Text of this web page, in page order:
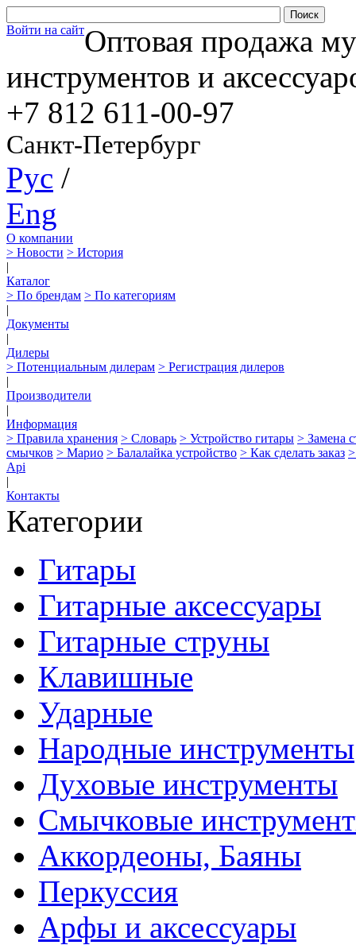
Войти на сайтОптовая продажа
инструментов и
+7 812 611-00-97
Санкт-Петербург
Рус /
Eng
О компании
> Новости > История
|
Каталог
> По брендам > По категориям
|
Документы
|
Дилеры
> Потенциальным дилерам > Регистрация дилеров
|
Производители
|
Информация
> Правила хранения > Словарь > Устройство гитары > Замена
смычков > Марио > Балалайка устройство > Как сделать заказ
Api
|
Контакты
Категории
Гитары
Гитарные аксессуары
Гитарные струны
Клавишные
Ударные
Народные инструменты
Духовые инструменты
Смычковые
Аккордеоны, Баяны
Перкуссия
Арфы и аксессуары